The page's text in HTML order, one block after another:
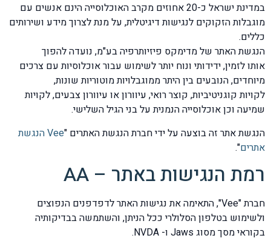
במדינת ישראל כ-20 אחוזים מקרב האוכלוסייה הינם אנשים עם
מוגבלות הזקוקים לנגישות דיגיטלית, על מנת לצרוך מידע ושירותים
כללים.
הנגשת האתר של מדימקס פיזיותרפיה בע"מ, נועדה להפוך
אותו לזמין, ידידותי ונוח יותר לשימוש עבור אוכלוסיות עם צרכים
מיוחדים, הנובעים בין היתר ממוגבלויות מוטוריות שונות,
לקויות קוגניטיביות, קוצר רואי, עיוורון או עיוורון צבעים, לקויות
שמיעה וכן אוכלוסייה הנמנית על בני הגיל השלישי.
הנגשת אתר זה בוצעה על ידי חברת הנגשת האתרים "Veeהנגשת
אתרים".
רמת הנגישות באתר – AA
חברת "Vee", התאימה את נגישות האתר לדפדפנים הנפוצים
ולשימוש בטלפון הסלולרי ככל הניתן, והשתמשה בבדיקותיה
בקוראי מסך מסוג Jaws ו- NVDA.